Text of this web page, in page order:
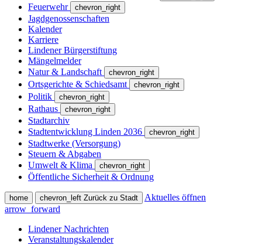
Feuerwehr chevron_right
Jagdgenossenschaften
Kalender
Karriere
Lindener Bürgerstiftung
Mängelmelder
Natur & Landschaft
chevron_right
Ortsgerichte & Schiedsamt chevron_right
Politik chevron_right
Rathaus chevron_right
Stadtarchiv
Stadtentwicklung Linden 2036
chevron_right
Stadtwerke (Versorgung)
Steuern & Abgaben
Umwelt & Klima
chevron_right
Öffentliche Sicherheit & Ordnung
home chevron_left Zurück zu Stadt
Aktuelles öffnen
arrow_forward
Lindener Nachrichten
Veranstaltungskalender